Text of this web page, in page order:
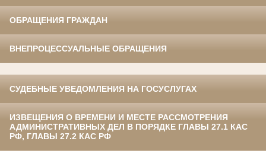
ОБРАЩЕНИЯ ГРАЖДАН
ВНЕПРОЦЕССУАЛЬНЫЕ ОБРАЩЕНИЯ
СУДЕБНЫЕ УВЕДОМЛЕНИЯ НА ГОСУСЛУГАХ
ИЗВЕЩЕНИЯ О ВРЕМЕНИ И МЕСТЕ РАССМОТРЕНИЯ
АДМИНИСТРАТИВНЫХ ДЕЛ В ПОРЯДКЕ ГЛАВЫ 27.1 КАС
РФ, ГЛАВЫ 27.2 КАС РФ